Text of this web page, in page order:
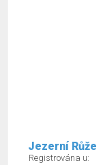
Jezerní Růže
Registrována u: